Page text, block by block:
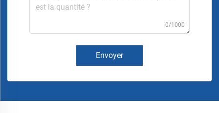
0/1000
Envoyer